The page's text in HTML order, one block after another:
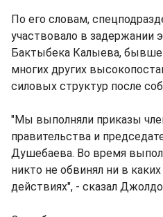
По его словам,
участвовало в задержании
Бактыбека Калыева,
многих других
силовых структур после
"Мы выполняли приказы
правительства и
Душебаева. Во время
никто не обвинял ни в
действиях", - сказал